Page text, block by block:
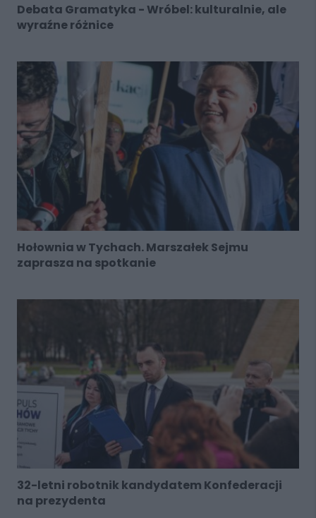
Debata Gramatyka - Wróbel: kulturalnie, ale
wyraźne różnice
Hołownia w Tychach. Marszałek Sejmu
zaprasza na spotkanie
32-letni robotnik kandydatem Konfederacji
na prezydenta